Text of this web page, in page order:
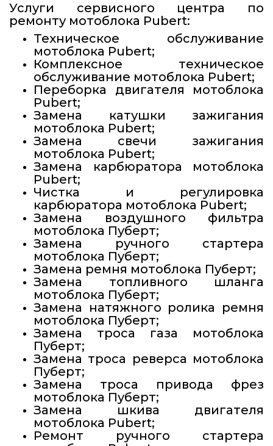
Услуги сервисного центра по
ремонту мотоблока Pubert:
Техническое обслуживание
мотоблока Pubert;
Комплексное техническое
обслуживание мотоблока Pubert;
Переборка двигателя мотоблока
Pubert;
Замена катушки зажигания
мотоблока Pubert;
Замена свечи зажигания
мотоблока Pubert;
Замена карбюратора мотоблока
Pubert;
Чистка и регулировка
карбюратора мотоблока Pubert;
Замена воздушного фильтра
мотоблока Пуберт;
Замена ручного стартера
мотоблока Пуберт;
Замена ремня мотоблока Пуберт;
Замена топливного шланга
мотоблока Пуберт;
Замена натяжного ролика ремня
мотоблока Пуберт;
Замена троса газа мотоблока
Пуберт;
Замена троса реверса мотоблока
Пуберт;
Замена троса привода фрез
мотоблока Пуберт;
Замена шкива двигателя
мотоблока Pubert;
Ремонт ручного стартера